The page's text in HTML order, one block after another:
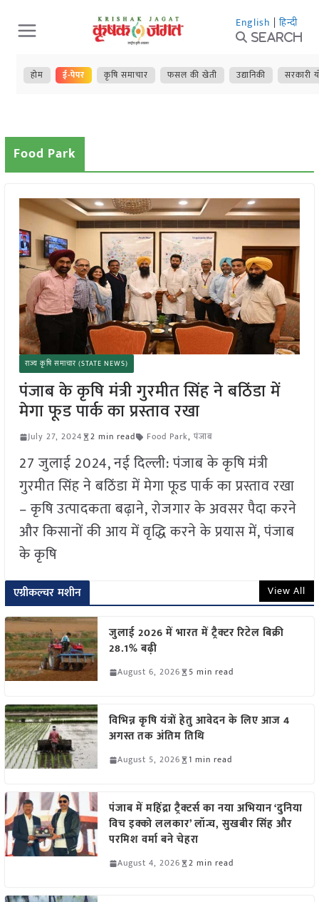
Skip
to
content
English | हिन्दी
Search
होम ई-पेपर कृषि समाचार फसल की खेती उद्यानिकी सरकारी
Food Park
राज्य कृषि समाचार (STATE NEWS)
पंजाब के कृषि मंत्री गुरमीत सिंह ने बठिंडा में
मेगा फूड पार्क का प्रस्ताव रखा
July 27, 2024 2 min read Food Park, पंजाब
27 जुलाई 2024, नई दिल्ली: पंजाब के कृषि मंत्री
गुरमीत सिंह ने बठिंडा में मेगा फूड पार्क का प्रस्ताव रखा
– कृषि उत्पादकता बढ़ाने, रोजगार के अवसर पैदा करने
और किसानों की आय में वृद्धि करने के प्रयास में, पंजाब
के कृषि
एग्रीकल्चर मशीन View All
जुलाई 2026 में भारत में ट्रैक्टर रिटेल बिक्री
28.1% बढ़ी
August 6, 2026 5 min read
विभिन्न कृषि यंत्रों हेतु आवेदन के लिए आज 4
अगस्त तक अंतिम तिथि
August 5, 2026 1 min read
पंजाब में महिंद्रा ट्रैक्टर्स का नया अभियान ‘दुनिया
विच इक्को ललकार’ लॉन्च, सुखबीर सिंह और
परमिश वर्मा बने चेहरा
August 4, 2026 2 min read